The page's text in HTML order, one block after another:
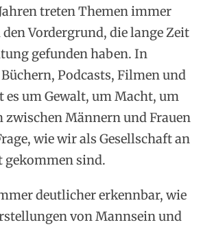
treten Themen immer
Vordergrund, die lange Zeit
gefunden haben. In
Podcasts, Filmen und
um Gewalt, um Macht, um
zwischen Männern und Frauen
wie wir als Gesellschaft an
gekommen sind.
deutlicher erkennbar, wie
von Mannsein und